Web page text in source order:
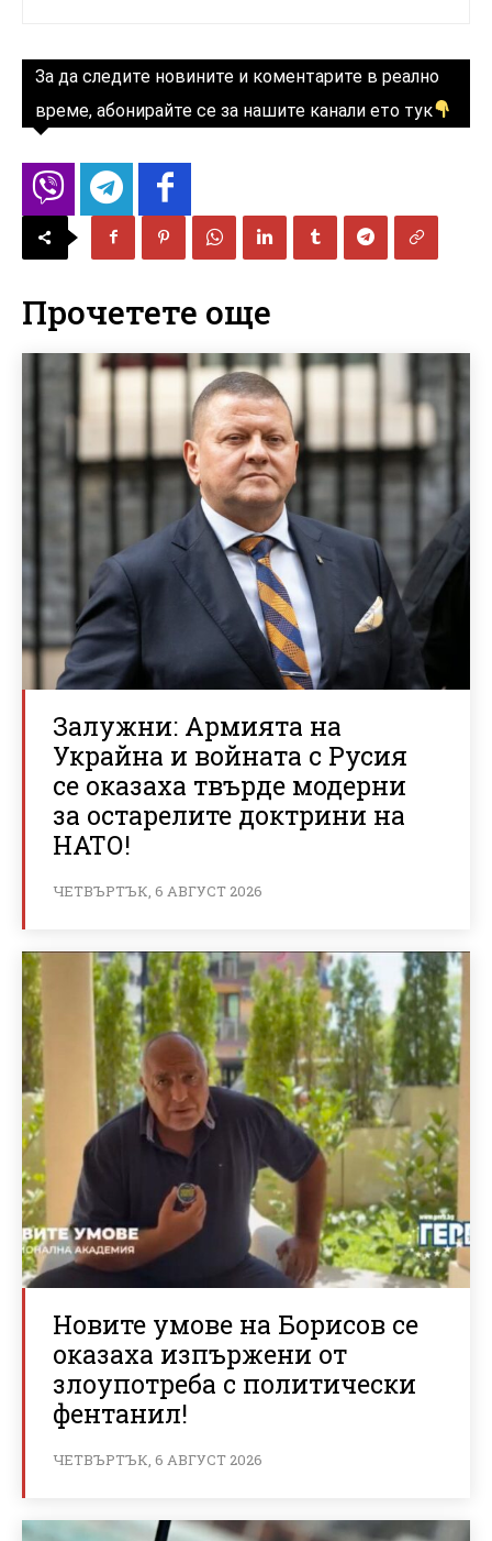
За да следите новините и коментарите в реално
време, абонирайте се за нашите канали ето тук
Прочетете още
Залужни: Армията на
Украйна и войната с Русия
се оказаха твърде модерни
за остарелите доктрини на
НАТО!
ЧЕТВЪРТЪК, 6 АВГУСТ 2026
Новите умове на Борисов се
оказаха изпържени от
злоупотреба с политически
фентанил!
ЧЕТВЪРТЪК, 6 АВГУСТ 2026